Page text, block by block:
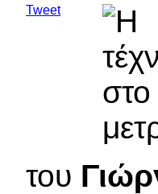
Tweet
του